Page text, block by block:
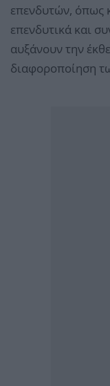
επενδυτών, όπως
επενδυτικά και
αυξάνουν την
διαφοροποίηση